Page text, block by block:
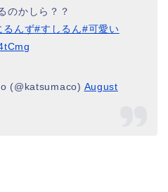
のかしら？？
るんず#すしるん#可愛い
(@katsumaco) August